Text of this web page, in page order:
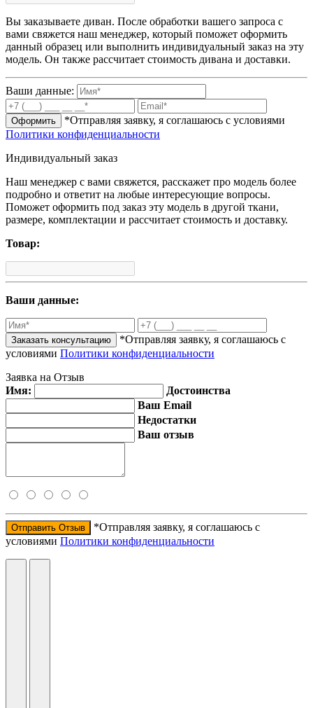
Вы заказываете диван. После обработки вашего запроса с
вами свяжется наш менеджер, который поможет оформить
данный образец или выполнить индивидуальный заказ на эту
модель. Он также рассчитает стоимость дивана и доставки.
Ваши данные:
Оформить
*Отправляя заявку, я соглашаюсь с условиями
Политики конфиденциальности
Индивидуальный заказ
Наш менеджер с вами свяжется, расскажет про модель более
подробно и ответит на любые интересующие вопросы.
Поможет оформить под заказ эту модель в другой ткани,
размере, комплектации и рассчитает стоимость и доставку.
Товар:
Ваши данные:
Заказать консультацию
*Отправляя заявку, я соглашаюсь с
условиями Политики конфиденциальности
Заявка на Отзыв
Имя:
Достоинства
Ваш Email
Недостатки
Ваш отзыв
Отправить Отзыв
*Отправляя заявку, я соглашаюсь с
условиями Политики конфиденциальности